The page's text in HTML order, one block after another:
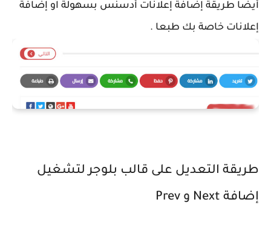
أيضا طريقة إضافة إعلانات أدسنس بسهولة او إضافة
إعلانات خاصة بك طبعا .
طريقة التعديل على قالب بلوجر لتشغيل
إضافة Next و Prev